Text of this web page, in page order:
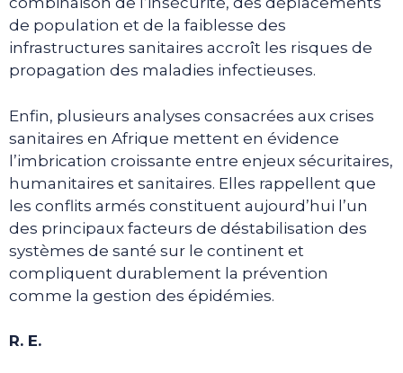
de population et de la faiblesse des
infrastructures sanitaires accroît les risques de
propagation des maladies infectieuses.
Enfin, plusieurs analyses consacrées aux crises
sanitaires en Afrique mettent en évidence
l’imbrication croissante entre enjeux sécuritaires,
humanitaires et sanitaires. Elles rappellent que
les conflits armés constituent aujourd’hui l’un
des principaux facteurs de déstabilisation des
systèmes de santé sur le continent et
compliquent durablement la prévention
comme la gestion des épidémies.
R. E.